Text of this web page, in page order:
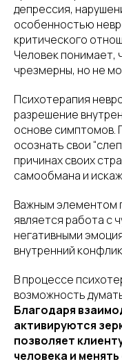
депрессия,
особенностью
критического
Человек понимает,
чрезмерны, но не
Психотерапия
разрешение
основе симптомов.
осознать свои
причинах своих
самообмана и
Важным элементом
является работа с
негативными
внутренний
В процессе
возможность
Благодаря
активируются
позволяет
человека и